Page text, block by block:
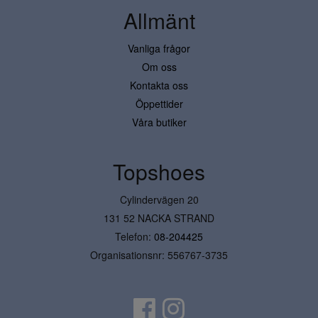
Allmänt
Vanliga frågor
Om oss
Kontakta oss
Öppettider
Våra butiker
Topshoes
Cylindervägen 20
131 52 NACKA STRAND
Telefon: 08-204425
Organisationsnr: 556767-3735